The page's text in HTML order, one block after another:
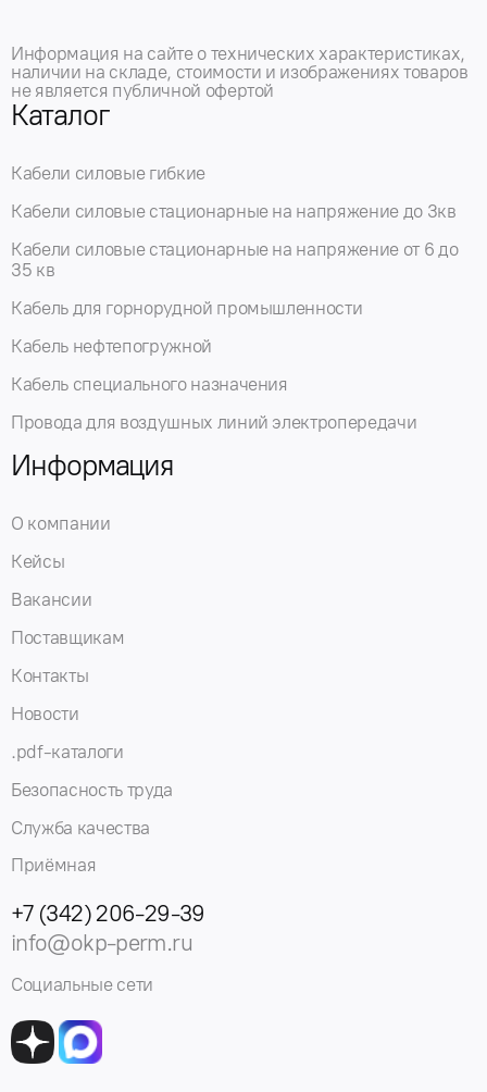
Информация на сайте о технических характеристиках,
наличии на складе, стоимости и изображениях товаров
не является публичной офертой
Каталог
Кабели силовые гибкие
Кабели силовые стационарные на напряжение до 3кв
Кабели силовые стационарные на напряжение от 6 до
35 кв
Кабель для горнорудной промышленности
Кабель нефтепогружной
Кабель специального назначения
Провода для воздушных линий электропередачи
Информация
О компании
Кейсы
Вакансии
Поставщикам
Контакты
Новости
.pdf-каталоги
Безопасность труда
Служба качества
Приёмная
+7 (342) 206-29-39
info@okp-perm.ru
Социальные сети